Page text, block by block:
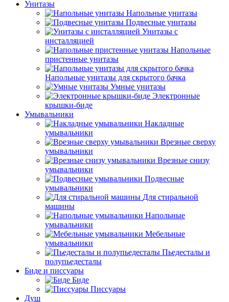
Унитазы
Напольные унитазы
Подвесные унитазы
Унитазы с
инсталляцией
Напольные
пристенные унитазы
Напольные унитазы для скрытого бачка
Умные унитазы
Электронные
крышки-биде
Умывальники
Накладные
умывальники
Врезные сверху
умывальники
Врезные снизу
умывальники
Подвесные
умывальники
Для стиральной
машины
Напольные
умывальники
Мебельные
умывальники
Пьедесталы и
полупьедесталы
Биде и писсуары
Биде
Писсуары
Душ